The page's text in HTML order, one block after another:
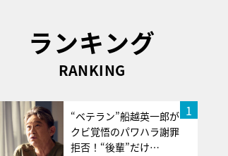
ランキング
RANKING
1
“ベテラン”船越英一郎が
クビ覚悟のパワハラ謝罪
拒否！“後輩”だけ…